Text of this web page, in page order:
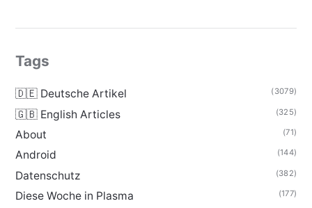
Tags
🇩🇪 Deutsche Artikel (3079)
🇬🇧 English Articles (325)
About (71)
Android (144)
Datenschutz (382)
Diese Woche in Plasma (177)